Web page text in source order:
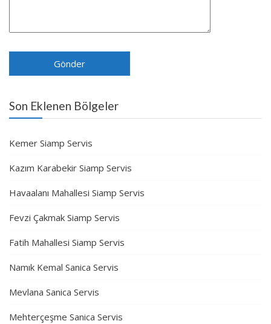
Son Eklenen Bölgeler
Kemer Siamp Servis
Kazım Karabekir Siamp Servis
Havaalanı Mahallesi Siamp Servis
Fevzi Çakmak Siamp Servis
Fatih Mahallesi Siamp Servis
Namık Kemal Sanica Servis
Mevlana Sanica Servis
Mehterçeşme Sanica Servis